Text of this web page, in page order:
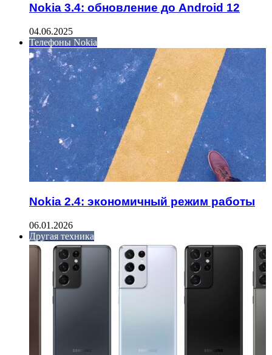
Nokia 3.4: обновление до Android 12
04.06.2025
Телефоны Nokia
Nokia 2.4: экономичный режим работы
06.01.2026
Другая техника